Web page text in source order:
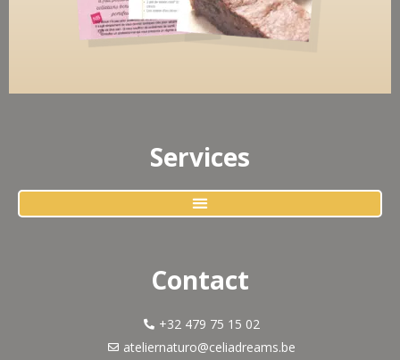
Services
Contact
+32 479 75 15 02
ateliernaturo@celiadreams.be